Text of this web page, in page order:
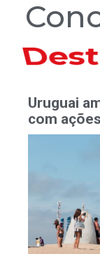
Uruguai
com